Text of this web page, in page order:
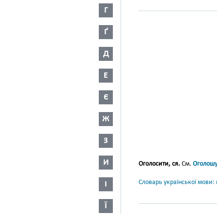
Г
Ґ
Д
Е
Є
Ж
З
И
І
Ї
Оголосити, ся. См.
Словарь української